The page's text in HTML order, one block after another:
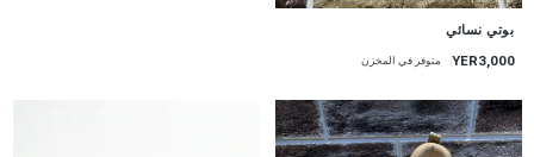
بوتي نسائي
YER3,000 متوفر في المخزن